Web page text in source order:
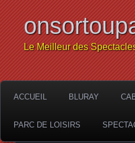
Le Meilleur des
ACCUEIL BLURAY
PARC DE LOISIRS